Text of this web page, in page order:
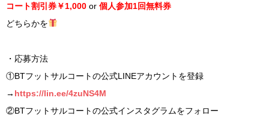
コート割引券￥1,000 or 個人参加1回無料券
どちらかを
・応募方法
①BTフットサルコートの公式LINEアカウントを登録
→ https://lin.ee/4zuNS4M
②BTフットサルコートの公式インスタグラムをフォロー